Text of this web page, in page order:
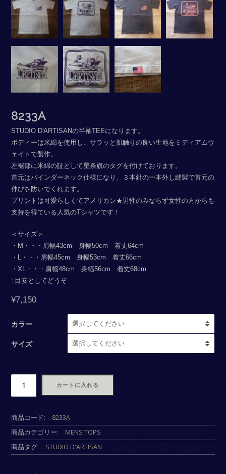
8233A
STUDIO D'ARTISANの半袖TEEになります。
ボディーは米綿を使用し、サラッと肌触りの良い生地をミディアムウ
ェイトで製作。
左裾部に米綿の証として星条旗のタグを付けております。
首元はバインダーネック仕様になり、３本針の一本外し縫製で首元の
伸びを防いでくれます。
プリントは可愛らしくてアメリカン★男性のみならず女性の方からも
支持を得ている人気のTシャツです！
＜サイズ＞
・M・・・肩幅43cm 身幅50cm 着丈64cm
・L・・・肩幅45cm 身幅53cm 着丈66cm
・XL・・・肩幅48cm 身幅56cm 着丈68cm
↑目安としてどうぞ
¥7,150
カラー
サイズ
カートに入れる
商品コード:
8233A
商品カテゴリー:
MENS TOPS
商品タグ:
STUDIO D'ARTISAN